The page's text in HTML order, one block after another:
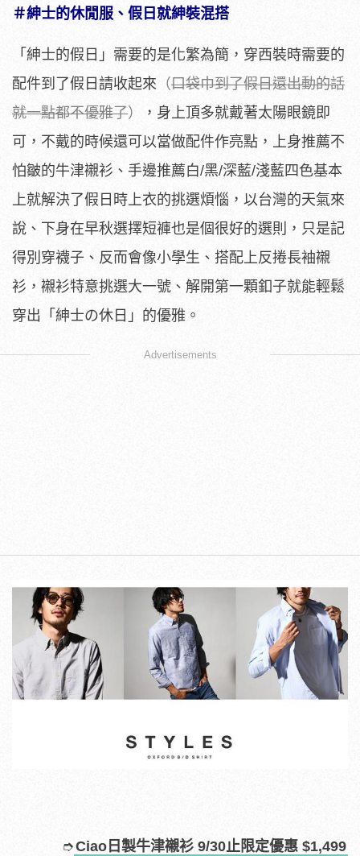
＃紳士的休閒服、假日就紳裝混搭
「紳士的假日」需要的是化繁為簡，穿西裝時需要的
配件到了假日請收起來 （口袋巾到了假日還出動的話
就一點都不優雅了）
，身上頂多就戴著太陽眼鏡即
可，不戴的時候還可以當做配件作亮點，上身推薦不
怕皺的牛津襯衫、手邊推薦白/黑/深藍/淺藍四色基本
上就解決了假日時上衣的挑選煩惱，以台灣的天氣來
說、下身在早秋選擇短褲也是個很好的選則，只是記
得別穿襪子、反而會像小學生、搭配上反捲長袖襯
衫，襯衫特意挑選大一號、解開第一顆釦子就能輕鬆
穿出「紳士の休日」的優雅。
Advertisements
➮Ciao日製牛津襯衫 9/30止限定優惠 $1,499